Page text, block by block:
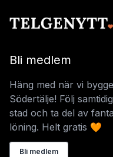
Bli medlem
Häng med när vi
Södertälje! Följ
stad och ta del av
löning. Helt gratis 🧡
Bli medlem